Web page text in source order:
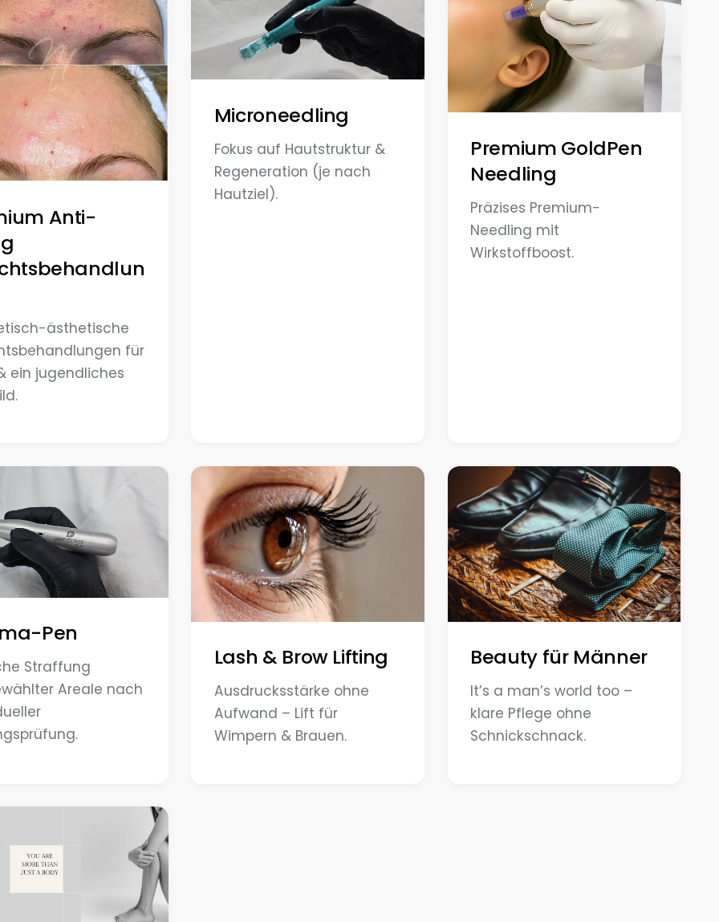
Anti-
ästhetische
für
ein jugendliches
Microneedling
Fokus auf Hautstruktur &
Regeneration (je nach
Hautziel).
Premium GoldPen
Needling
Präzises Premium-
Needling mit
Wirkstoffboost.
Pen
Straffung
Areale nach
Lash & Brow Lifting
Ausdrucksstärke ohne
Aufwand – Lift für
Wimpern & Brauen.
Beauty für Männer
It’s a man’s world too –
klare Pflege ohne
Schnickschnack.